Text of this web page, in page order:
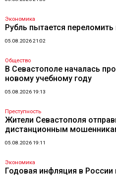
Экономика
Рубль пытается
05.08.2026 21:02
Общество
В Севастополе началась
новому учебному году
05.08.2026 19:13
Преступность
Жители Севастополя
дистанционным
05.08.2026 19:11
Экономика
Годовая инфляция в